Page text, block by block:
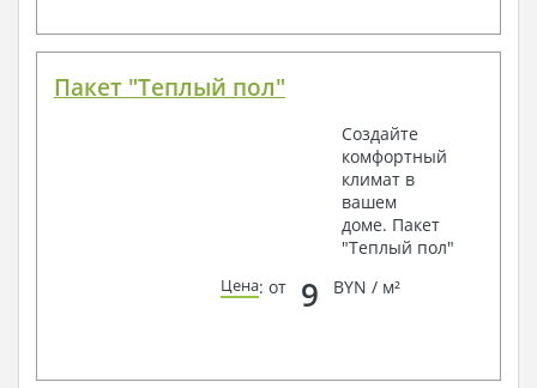
Пакет "Теплый пол"
Создайте
комфортный
климат в
вашем
доме. Пакет
"Теплый пол"
Цена: от 9 BYN / м²